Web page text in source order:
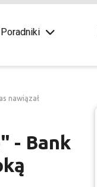
Poradniki
nawiązał
- Bank